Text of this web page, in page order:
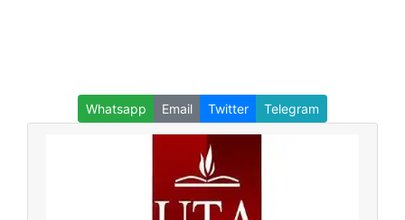
Whatsapp Email Twitter Telegram